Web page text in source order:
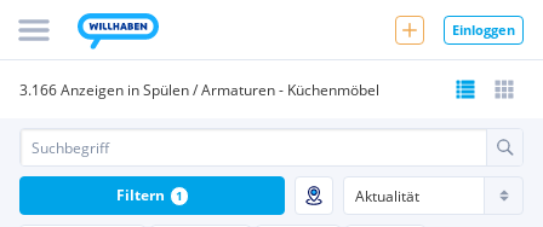
Einloggen
3.166 Anzeigen in Spülen / Armaturen - Küchenmöbel
Filtern 1